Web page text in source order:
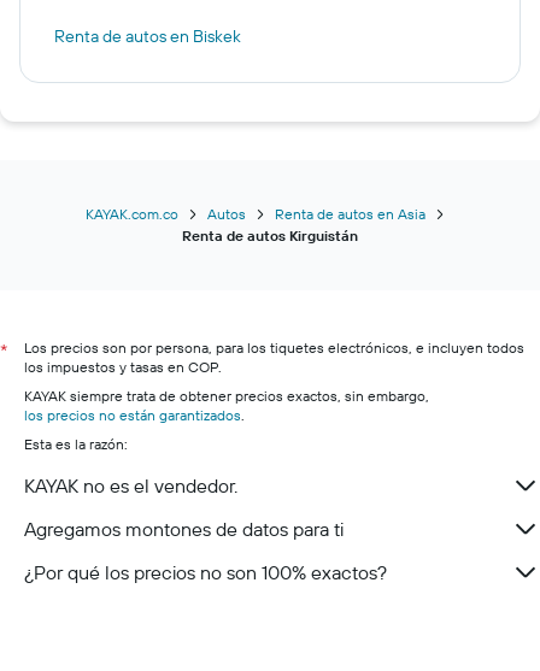
Renta de autos en Biskek
KAYAK.com.co Autos
Renta de autos en Asia
Renta de autos Kirguistán
*
Los precios son por persona, para los tiquetes electrónicos, e incluyen todos
los impuestos y tasas en COP.
KAYAK siempre trata de obtener precios exactos, sin embargo,
los precios no están garantizados.
Esta es la razón:
KAYAK no es el vendedor.
Agregamos montones de datos para ti
¿Por qué los precios no son 100% exactos?